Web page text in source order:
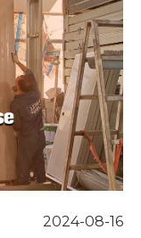
2024-08-16